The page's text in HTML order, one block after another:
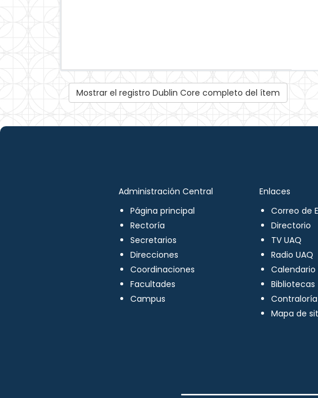
Mostrar el registro Dublin Core completo del ítem
Administración Central
Página principal
Rectoría
Secretarios
Direcciones
Coordinaciones
Facultades
Campus
Enlaces
Correo de
Directorio
TV UAQ
Radio UAQ
Calendario
Bibliotecas
Mapa de